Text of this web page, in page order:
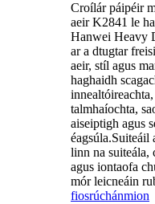
Croílár páipéir
aeir K2841 le
Hanwei Heavy
ar a dtugtar
aeir, stíl agus
haghaidh
talmhaíochta,
aiseiptigh agus
éagsúla.Suiteáil
linn na suiteála,
agus iontaofa
mór leicneáin
fiosrúchánmion